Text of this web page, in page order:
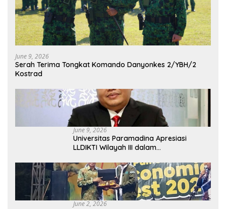
June 9, 2026
Serah Terima Tongkat Komando Danyonkes 2/YBH/2
Kostrad
June 9, 2026
Universitas Paramadina Apresiasi
LLDIKTI Wilayah III dalam
Tinggi Swasta
June 2, 2026